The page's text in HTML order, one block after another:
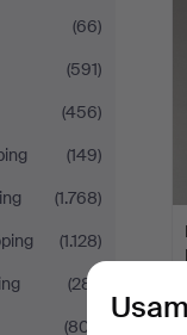
(66)
(591)
(456)
(149)
(1.768)
(1.128)
(281)
(807)